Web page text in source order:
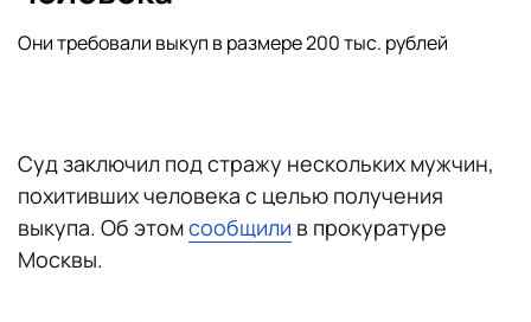
Они требовали выкуп в размере 200 тыс. рублей
Суд заключил под стражу нескольких мужчин,
похитивших человека с целью получения
выкупа. Об этомсообщили в прокуратуре
Москвы.